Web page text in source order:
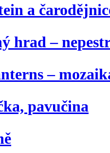
a
hrad –
–
pavučina